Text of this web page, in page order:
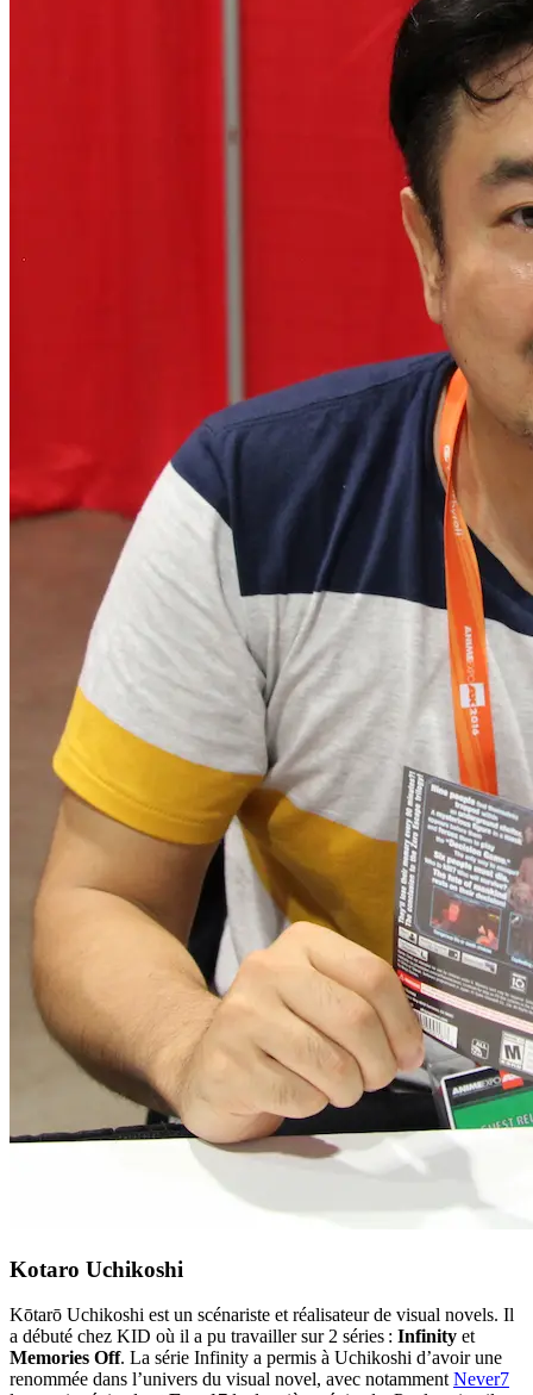
Kotaro Uchikoshi
Kōtarō Uchikoshi est un scénariste et réalisateur de visual novels. Il
a débuté chez KID où il a pu travailler sur 2 séries : Infinity et
Memories Off. La série Infinity a permis à Uchikoshi d’avoir une
renommée dans l’univers du visual novel, avec notamment Never7